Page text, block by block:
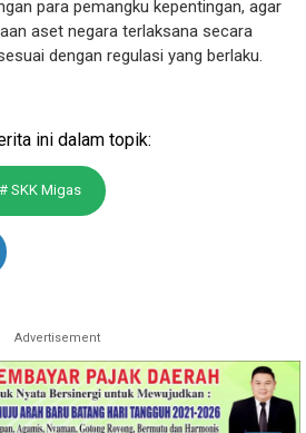
para pemangku kepentingan, agar
aset negara terlaksana secara
dengan regulasi yang berlaku.
ini dalam topik:
# SKK Migas
Advertisement